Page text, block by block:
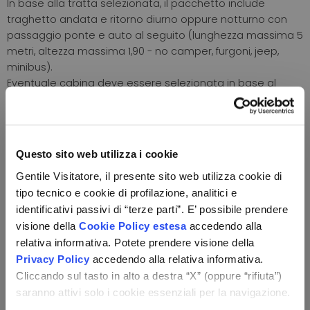
Questo sito web utilizza i cookie
Gentile Visitatore, il presente sito web utilizza cookie di
tipo tecnico e cookie di profilazione, analitici e
identificativi passivi di “terze parti”. E’ possibile prendere
visione della Cookie Policy estesaaccedendo alla
relativa informativa. Potete prendere visione della
Privacy Policy accedendo alla relativa informativa.
Cliccando sul tasto in alto a destra “X” (oppure “rifiuta”)
saranno attivi solo i cookie essenziali per la navigazione.
In base alla tratta selezionata, il pacchetto include
traghetto andata e ritorno diurno oppure notturno con
passaggio ponte e auto al seguito (lunghezza massima 5
metri, altezza massima 1,90 - no camper, furgoni, jeep,
minibus).
Eventuale cabina deve essere selezionata in base al
*Il traghetto notturno per il viaggio di andata è la sera
Orari e porti di partenza
Livorno - Olbia con Grimaldi:Per visualizzare gli orari nel
dettaglioclicca qui!
Civitavecchia - Olbia con Grimaldi:Per visualizzare gli
orari nel dettaglioclicca qui!
Civitavecchia - Porto Torres con Grimaldi:Per
visualizzare gli orari nel dettaglioclicca qui!